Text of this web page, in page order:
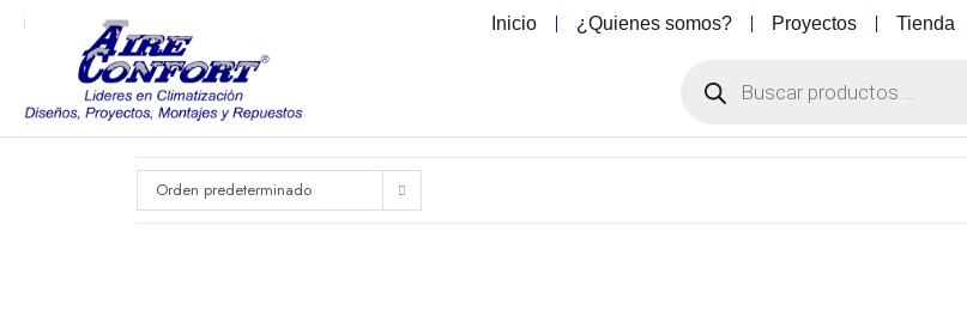
Inicio ¿Quienes somos? Proyectos Tienda
Orden predeterminado